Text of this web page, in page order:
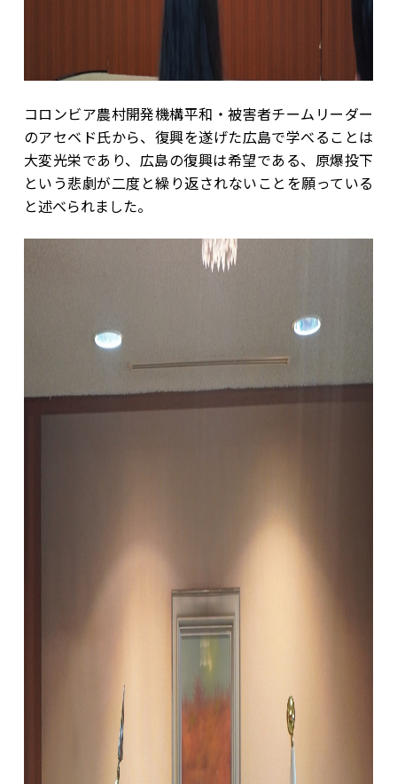
コロンビア農村開発機構平和・被害者チームリーダー
のアセベド氏から、復興を遂げた広島で学べることは
大変光栄であり、広島の復興は希望である、原爆投下
という悲劇が二度と繰り返されないことを願っている
と述べられました。